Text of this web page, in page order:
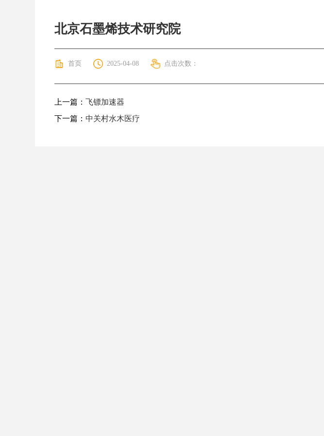
北京石墨烯技术研究院
首页 2025-04-08 点击次数：
上一篇： 飞镖加速器
下一篇： 中关村水木医疗